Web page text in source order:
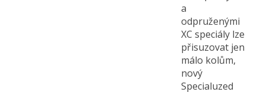
a
odpruženými
XC speciály lze
přisuzovat jen
málo kolům,
nový
Specialuzed